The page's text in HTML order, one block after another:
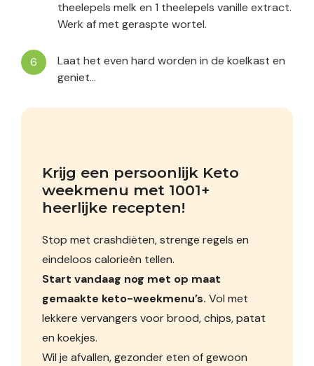
theelepels melk en 1 theelepels vanille extract.
Werk af met geraspte wortel.
Laat het even hard worden in de koelkast en
geniet…
Krijg een persoonlijk Keto
weekmenu met 1001+
heerlijke recepten!
Stop met crashdiëten, strenge regels en
eindeloos calorieën tellen.
Start vandaag nog met op maat
gemaakte keto-weekmenu’s. Vol met
lekkere vervangers voor brood, chips, patat
en koekjes.
Wil je afvallen, gezonder eten of gewoon